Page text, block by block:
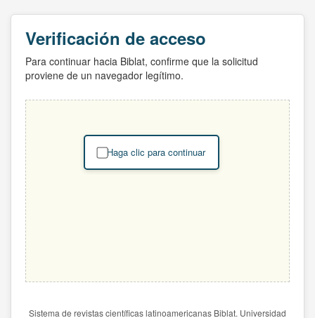
Verificación de acceso
Para continuar hacia Biblat, confirme que la solicitud
proviene de un navegador legítimo.
Haga clic para continuar
Sistema de revistas científicas latinoamericanas Biblat. Universidad